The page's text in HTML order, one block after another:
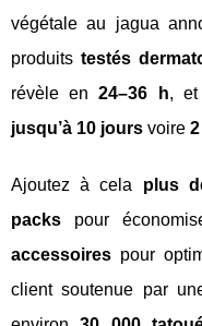
végétale au jagua
produitstestés
révèle en24–36 h, et
jusqu’à 10 jours voire
Ajoutez à cela plus
packs pour
accessoires pour
client soutenue par